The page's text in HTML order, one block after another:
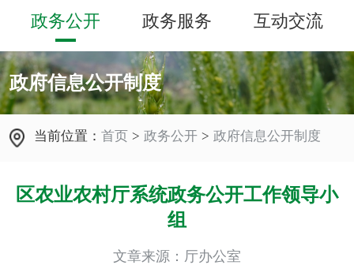
政务公开
政务服务 互动交流
政府信息公开制度
当前位置：首页 > 政务公开 > 政府信息公开制度
区农业农村厅系统政务公开工作领导小
组
文章来源：厅办公室